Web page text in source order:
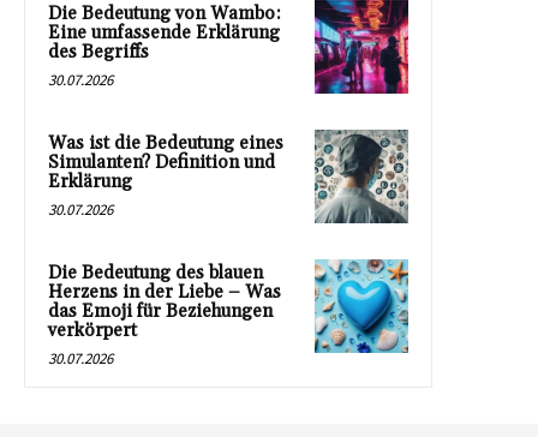
Die Bedeutung von Wambo:
Eine umfassende Erklärung
des Begriffs
30.07.2026
Was ist die Bedeutung eines
Simulanten? Definition und
Erklärung
30.07.2026
Die Bedeutung des blauen
Herzens in der Liebe – Was
das Emoji für Beziehungen
verkörpert
30.07.2026